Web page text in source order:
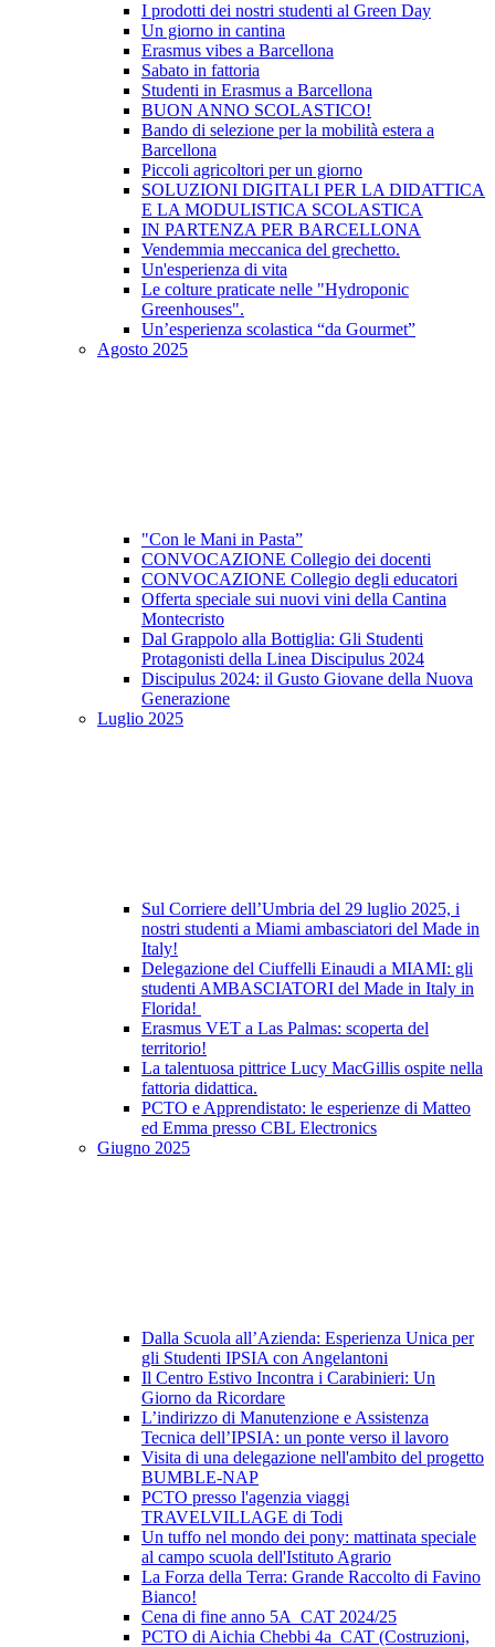
I prodotti dei nostri studenti al Green Day
Un giorno in cantina
Erasmus vibes a Barcellona
Sabato in fattoria
Studenti in Erasmus a Barcellona
BUON ANNO SCOLASTICO!
Bando di selezione per la mobilità estera a
Barcellona
Piccoli agricoltori per un giorno
SOLUZIONI DIGITALI PER LA DIDATTICA
E LA MODULISTICA SCOLASTICA
IN PARTENZA PER BARCELLONA
Vendemmia meccanica del grechetto.
Un'esperienza di vita
Le colture praticate nelle "Hydroponic
Greenhouses".
Un’esperienza scolastica “da Gourmet”
Agosto 2025
"Con le Mani in Pasta”
CONVOCAZIONE Collegio dei docenti
CONVOCAZIONE Collegio degli educatori
Offerta speciale sui nuovi vini della Cantina
Montecristo
Dal Grappolo alla Bottiglia: Gli Studenti
Protagonisti della Linea Discipulus 2024
Discipulus 2024: il Gusto Giovane della Nuova
Generazione
Luglio 2025
Sul Corriere dell’Umbria del 29 luglio 2025, i
nostri studenti a Miami ambasciatori del Made in
Italy!
Delegazione del Ciuffelli Einaudi a MIAMI: gli
studenti AMBASCIATORI del Made in Italy in
Florida!
Erasmus VET a Las Palmas: scoperta del
territorio!
La talentuosa pittrice Lucy MacGillis ospite nella
fattoria didattica.
PCTO e Apprendistato: le esperienze di Matteo
ed Emma presso CBL Electronics
Giugno 2025
Dalla Scuola all’Azienda: Esperienza Unica per
gli Studenti IPSIA con Angelantoni
Il Centro Estivo Incontra i Carabinieri: Un
Giorno da Ricordare
L’indirizzo di Manutenzione e Assistenza
Tecnica dell’IPSIA: un ponte verso il lavoro
Visita di una delegazione nell'ambito del progetto
BUMBLE-NAP
PCTO presso l'agenzia viaggi
TRAVELVILLAGE di Todi
Un tuffo nel mondo dei pony: mattinata speciale
al campo scuola dell'Istituto Agrario
La Forza della Terra: Grande Raccolto di Favino
Bianco!
Cena di fine anno 5A_CAT 2024/25
PCTO di Aichia Chebbi 4a_CAT (Costruzioni,